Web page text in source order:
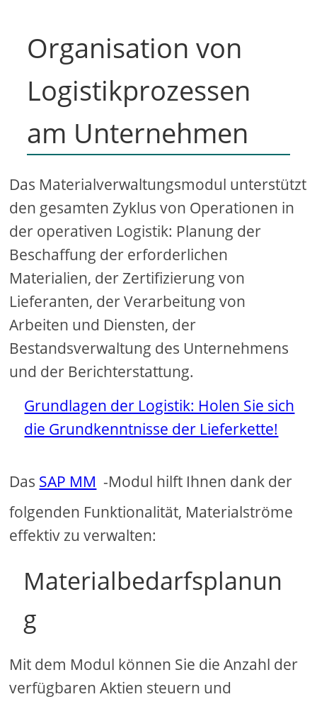
Organisation von
Logistikprozessen
am Unternehmen
Das Materialverwaltungsmodul unterstützt
den gesamten Zyklus von Operationen in
der operativen Logistik: Planung der
Beschaffung der erforderlichen
Materialien, der Zertifizierung von
Lieferanten, der Verarbeitung von
Arbeiten und Diensten, der
Bestandsverwaltung des Unternehmens
und der Berichterstattung.
Grundlagen der Logistik: Holen Sie sich
die Grundkenntnisse der Lieferkette!
Das SAP MM -Modul hilft Ihnen dank der
folgenden Funktionalität, Materialströme
effektiv zu verwalten:
Materialbedarfsplanun
g
Mit dem Modul können Sie die Anzahl der
verfügbaren Aktien steuern und